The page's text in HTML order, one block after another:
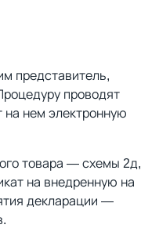
представитель,
проводят
на нем электронную
товара — схемы 2д,
на внедренную на
декларации —